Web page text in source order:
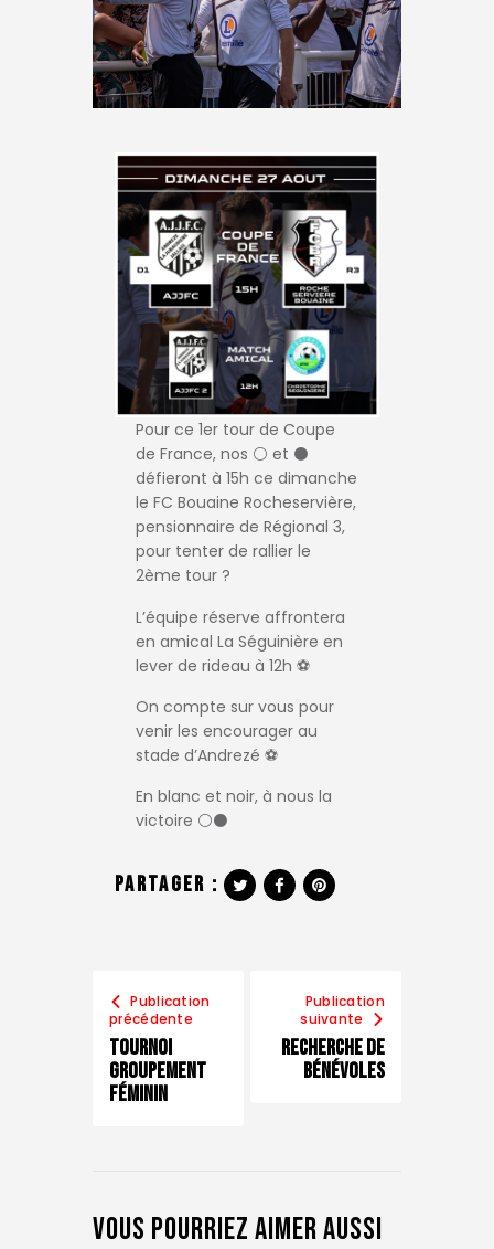
Pour ce 1er tour de Coupe
de France, nos ⚪️ et ⚫️
défieront à 15h ce dimanche
le FC Bouaine Rocheservière,
pensionnaire de Régional 3,
pour tenter de rallier le
2ème tour ?
L’équipe réserve affrontera
en amical La Séguinière en
lever de rideau à 12h ⚽️
On compte sur vous pour
venir les encourager au
stade d’Andrezé ⚽️
En blanc et noir, à nous la
victoire ⚪️⚫️
Partager :
Publication
précédente
Tournoi
groupement
féminin
Publication
suivante
Recherche de
bénévoles
Vous pourriez aimer aussi